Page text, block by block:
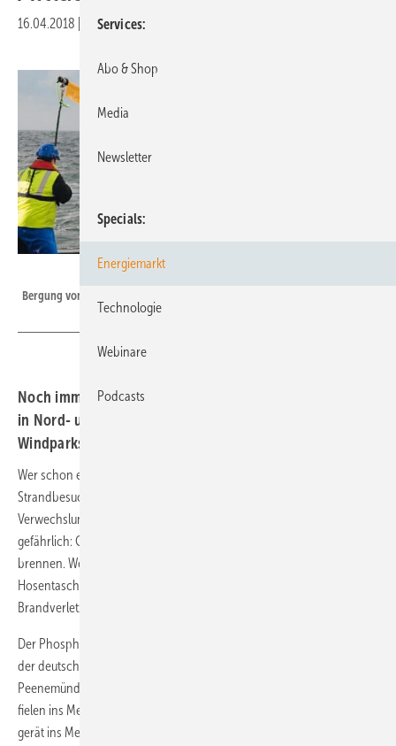
16.04.2018 Druckvorschau
Bergung von Kampfmitteln.
Noch immer schlummern Millionen Tonnen Kampfmittel
in Nord- und Ostsee. Bauarbeiten an Offshore-
Windparks bringen sie ans Licht.
Wer schon einmal auf Usedom war, kennt die Warnschilder:
Strandbesucher werden beim Bernsteinsammeln vor der
Verwechslung mit weißem Phosphor gewarnt. Weißer Phosphor ist
gefährlich: Getrocknet fängt er beim Kontakt mit Sauerstoff an zu
brennen. Wer also das vermeintliche „Gold der Ostsee“ in die
Hosentasche steckt und mit sich herumträgt, riskiert gefährliche
Brandverletzungen.
Der Phosphor auf Usedom ist eine Altlast aus den Bombardierungen
der deutschen Heeres­versuchsanstalt für Raketenforschung in
Peenemünde 1943. Zahlreiche britische Bomben verfehlten ihr Ziel,
fielen ins Meer und korrodieren seitdem vor sich hin. Der Phosphor
gerät ins Meer und wird an den Stränden angespült. Tonnenweise
Services
Abo & Shop
Media
Newsletter
Specials
Energiemarkt
Technologie
Webinare
Podcasts